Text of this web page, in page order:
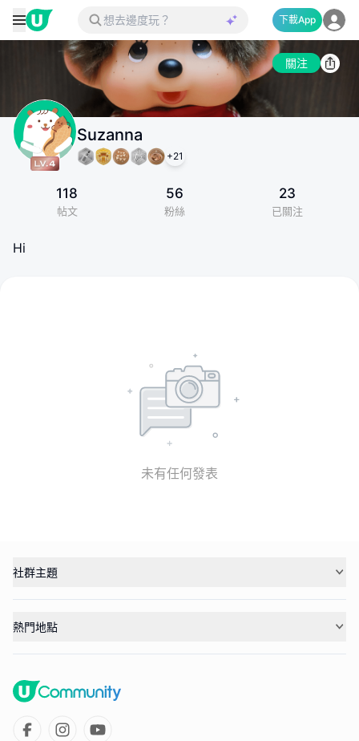
下載App
關注
Suzanna
+21
118
帖文
56
粉絲
23
已關注
Hi
未有任何發表
社群主題
熱門地點